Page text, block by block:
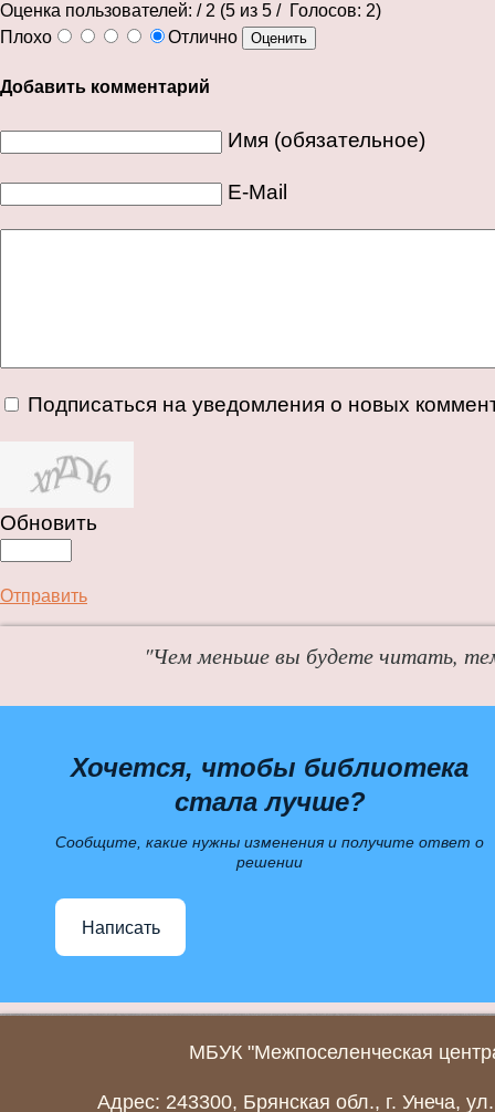
Оценка пользователей: / 2 (5 из 5 / Голосов: 2)
Плохо
Отлично
Добавить комментарий
Имя (обязательное)
E-Mail
Подписаться на уведомления о новых
Обновить
Отправить
"Чем меньше вы будете читать,
Хочется, чтобы библиотека
стала лучше?
Сообщите, какие нужны изменения и получите ответ о
решении
Написать
МБУК "Межпоселенческая
Адрес: 243300, Брянская обл., г. Унеча,